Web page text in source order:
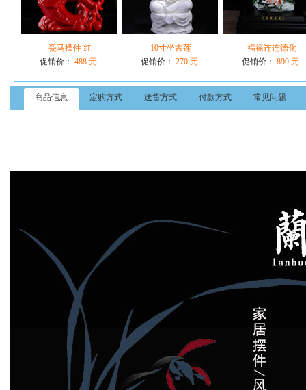
瓷马摆件 红
促销价： 488 元
10寸坐古莲
促销价： 270 元
福禄连连德化
促销价： 890 元
商品信息 定购方式 送货方式 付款方式 常见问题